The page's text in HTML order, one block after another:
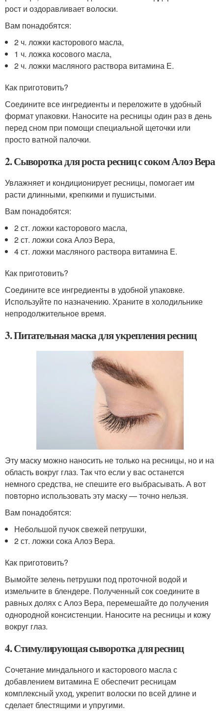
рост и оздоравливает волоски.
Вам понадобятся:
2 ч. ложки касторового масла,
1 ч. ложка косового масла,
2 ч. ложки масляного раствора витамина Е.
Как приготовить?
Соедините все ингредиенты и переложите в удобный
формат упаковки. Наносите на ресницы один раз в день
перед сном при помощи специальной щеточки или
просто ватной палочки.
2. Сыворотка для роста ресниц с соком Алоэ Вера
Увлажняет и кондиционирует ресницы, помогает им
расти длинными, крепкими и пушистыми.
Вам понадобятся:
2 ст. ложки касторового масла,
2 ст. ложки сока Алоэ Вера,
4 ст. ложки масляного раствора витамина Е.
Как приготовить?
Соедините все ингредиенты в удобной упаковке.
Используйте по назначению. Храните в холодильнике
непродолжительное время.
3. Питательная маска для укрепления ресниц
Эту маску можно наносить не только на ресницы, но и на
область вокруг глаз. Так что если у вас останется
немного средства, не спешите его выбрасывать. А вот
повторно использовать эту маску — точно нельзя.
Вам понадобятся:
Небольшой пучок свежей петрушки,
2 ст. ложки сока Алоэ Вера.
Как приготовить?
Вымойте зелень петрушки под проточной водой и
измельчите в блендере. Полученный сок соедините в
равных долях с Алоэ Вера, перемешайте до получения
однородной консистенции. Наносите на ресницы и кожу
вокруг глаз.
4. Стимулирующая сыворотка для ресниц
Сочетание миндального и касторового масла с
добавлением витамина Е обеспечит ресницам
комплексный уход, укрепит волоски по всей длине и
сделает блестящими и упругими.